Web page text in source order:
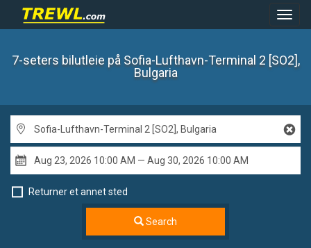
7-seters bilutleie på Sofia-Lufthavn-Terminal 2 [SO2],
Bulgaria
Returner et annet sted
Search